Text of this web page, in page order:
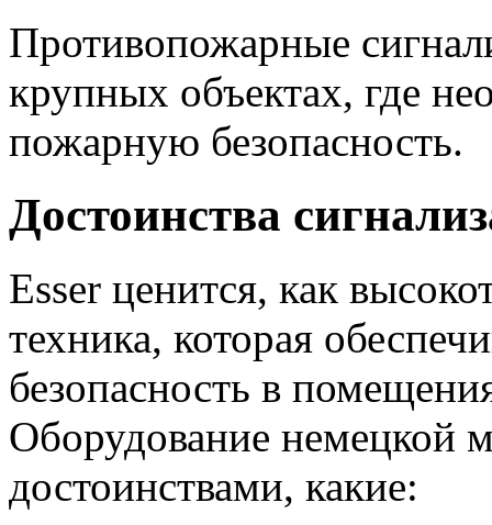
Противопожарные
крупных объектах, где
пожарную безопасность.
Достоинства
Esser ценится, как
техника, которая
безопасность в
Оборудование немецкой
достоинствами, какие: